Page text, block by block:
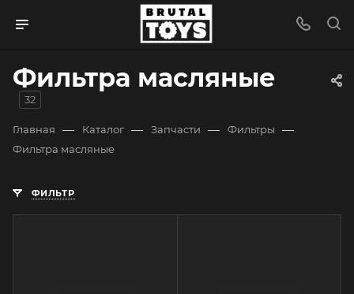
Фильтра масляные
32
Главная — Каталог — Запчасти — Фильтры —
Фильтра масляные
ФИЛЬТР